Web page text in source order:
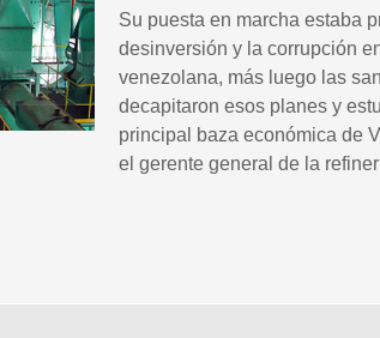
Su puesta en marcha estaba
desinversión y la corrupción
venezolana, más luego las
decapitaron esos planes y
principal baza económica de
el gerente general de la